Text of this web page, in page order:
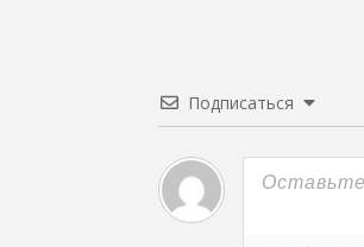
Подписаться